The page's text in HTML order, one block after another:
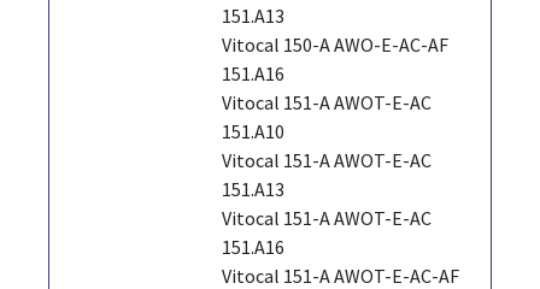
151.A13
Vitocal 150-A AWO-E-AC-AF
151.A16
Vitocal 151-A AWOT-E-AC
151.A10
Vitocal 151-A AWOT-E-AC
151.A13
Vitocal 151-A AWOT-E-AC
151.A16
Vitocal 151-A AWOT-E-AC-AF